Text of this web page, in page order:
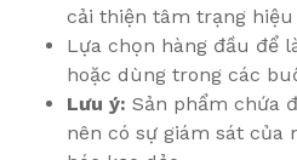
cải thiện tâm trạng hiệu
Lựa chọn hàng đầu để
hoặc dùng trong các
Lưu ý: Sản phẩm chứa
nên có sự giám sát của